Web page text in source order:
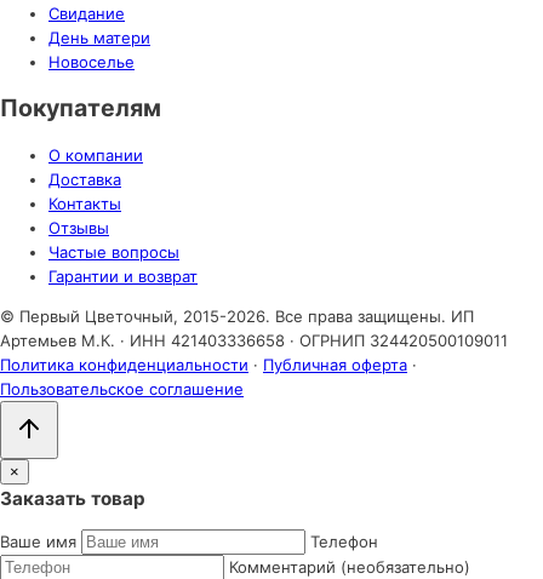
Свидание
День матери
Новоселье
Покупателям
О компании
Доставка
Контакты
Отзывы
Частые вопросы
Гарантии и возврат
© Первый Цветочный, 2015-2026. Все права защищены. ИП
Артемьев М.К. · ИНН 421403336658 · ОГРНИП 324420500109011
Политика конфиденциальности · Публичная оферта ·
Пользовательское соглашение
×
Заказать товар
Ваше имя
Телефон
Комментарий (необязательно)